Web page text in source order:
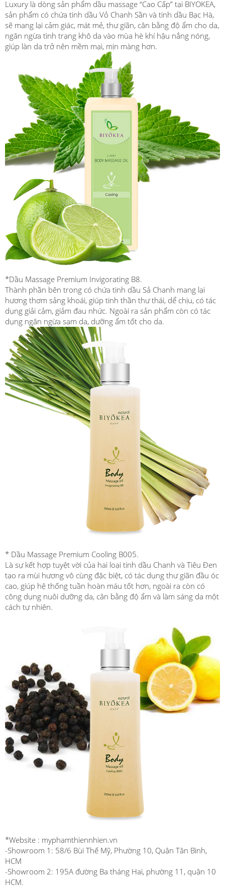
Luxury là dòng sản phẩm dầu massage “Cao Cấp” tại BIYOKEA,
sản phẩm có chứa tinh dầu Vỏ Chanh Sần và tinh dầu Bạc Hà,
sẽ mang lại cảm giác, mát mẻ, thư giãn, cân bằng độ ẩm cho da,
ngăn ngừa tình trạng khô da vào mùa hè khí hậu nắng nóng,
giúp làn da trở nên mềm mại, mịn màng hơn.
*Dầu Massage Premium Invigorating B8.
Thành phần bên trong có chứa tinh dầu Sả Chanh mang lại
hương thơm sảng khoái, giúp tinh thần thư thái, dể chịu, có tác
dụng giải cảm, giảm đau nhức. Ngoài ra sản phẩm còn có tác
dụng ngăn ngừa sạm da, dưỡng ẩm tốt cho da.
* Dầu Massage Premium Cooling B005.
Là sự kết hợp tuyệt vời của hai loại tinh dầu Chanh và Tiêu Đen
tạo ra mùi hương vô cùng đặc biệt, có tác dụng thư giãn đầu óc
cao, giúp hệ thống tuần hoàn máu tốt hơn, ngoài ra còn có
công dụng nuôi dưỡng da, cân bằng độ ẩm và làm sáng da một
cách tự nhiên.
*Website : myphamthiennhien.vn
-Showroom 1: 58/6 Bùi Thế Mỹ, Phường 10, Quận Tân Bình,
HCM
-Showroom 2: 195A đường Ba tháng Hai, phường 11, quận 10
HCM.